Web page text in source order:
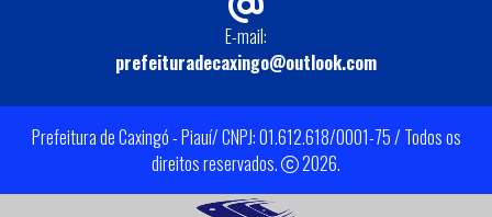
E-mail:
prefeituradecaxingo@outlook.com
Prefeitura de Caxingó - Piauí/ CNPJ: 01.612.618/0001-75 / Todos os
direitos reservados.
2026.